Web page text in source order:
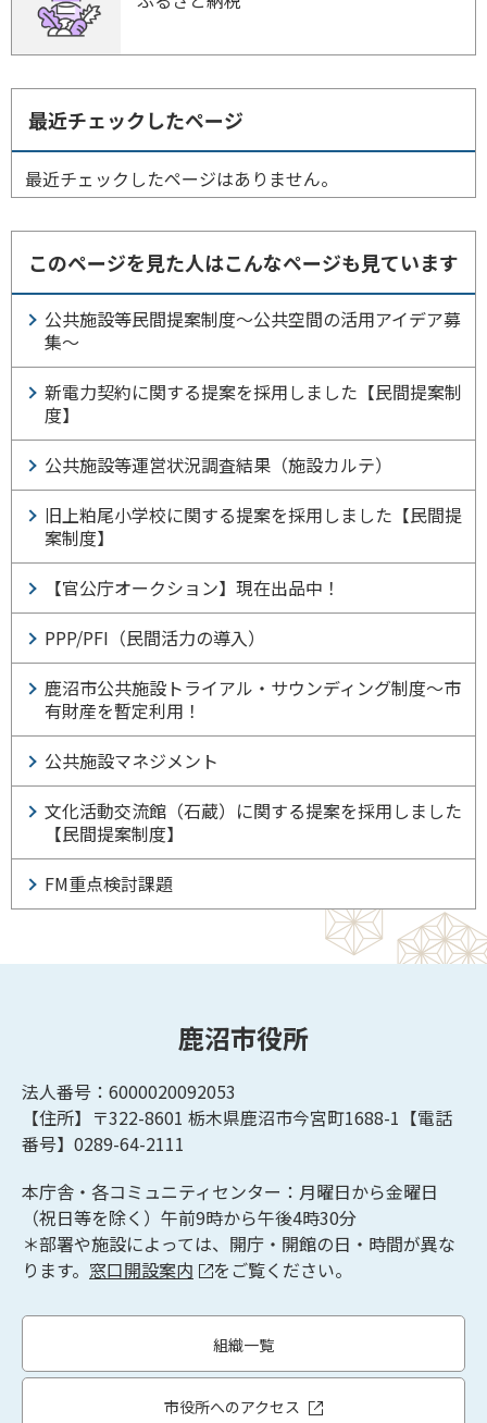
最近チェックしたページ
最近チェックしたページはありません。
このページを見た人はこんなページも見ています
公共施設等民間提案制度～公共空間の活用アイデア募
集～
新電力契約に関する提案を採用しました【民間提案制
度】
公共施設等運営状況調査結果（施設カルテ）
旧上粕尾小学校に関する提案を採用しました【民間提
案制度】
【官公庁オークション】現在出品中！
PPP/PFI（民間活力の導入）
鹿沼市公共施設トライアル・サウンディング制度～市
有財産を暫定利用！
公共施設マネジメント
文化活動交流館（石蔵）に関する提案を採用しました
【民間提案制度】
FM重点検討課題
鹿沼市役所
法人番号：6000020092053
【住所】〒322-8601 栃木県鹿沼市今宮町1688-1【電話
番号】0289-64-2111
本庁舎・各コミュニティセンター：月曜日から金曜日
（祝日等を除く）午前9時から午後4時30分
＊部署や施設によっては、開庁・開館の日・時間が異な
ります。 窓口開設案内 をご覧ください。
組織一覧
市役所へのアクセス